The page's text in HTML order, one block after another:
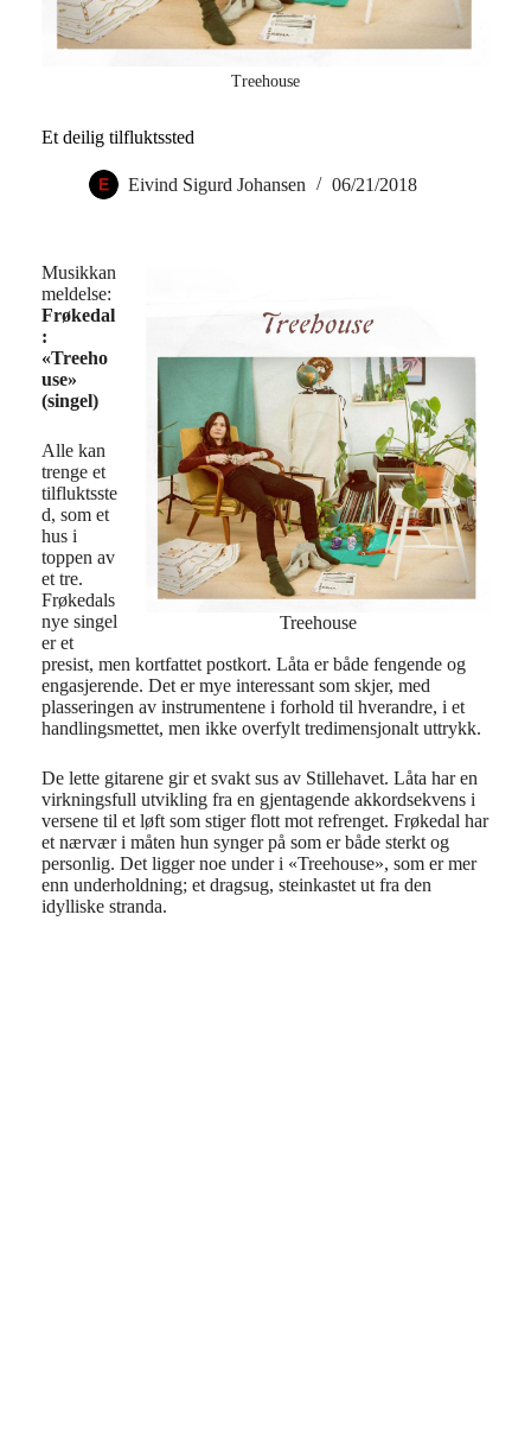
Treehouse
Et deilig tilfluktssted
Eivind Sigurd Johansen 06/21/2018
Treehouse
Musikkan
meldelse:
Frøkedal
:
«Treeho
use»
(singel)
Alle kan
trenge et
tilfluktsste
d, som et
hus i
toppen av
et tre.
Frøkedals
nye singel
er et
presist, men kortfattet postkort. Låta erbåde fengende og
engasjerende. Det er mye interessant som skjer, med
plasseringen av instrumentene i forhold til hverandre, i et
handlingsmettet, men ikke overfylt tredimensjonalt uttrykk.
De lette gitarene gir et svakt sus av Stillehavet. Låta har en
virkningsfull utvikling fra en gjentagende akkordsekvens i
versene til et løft som stiger flott mot refrenget. Frøkedal har
et nærværi måten hun synger på som er både sterkt og
personlig. Det ligger noe under i «Treehouse», som er mer
enn underholdning; et dragsug, steinkastet ut fra den
idylliske stranda.